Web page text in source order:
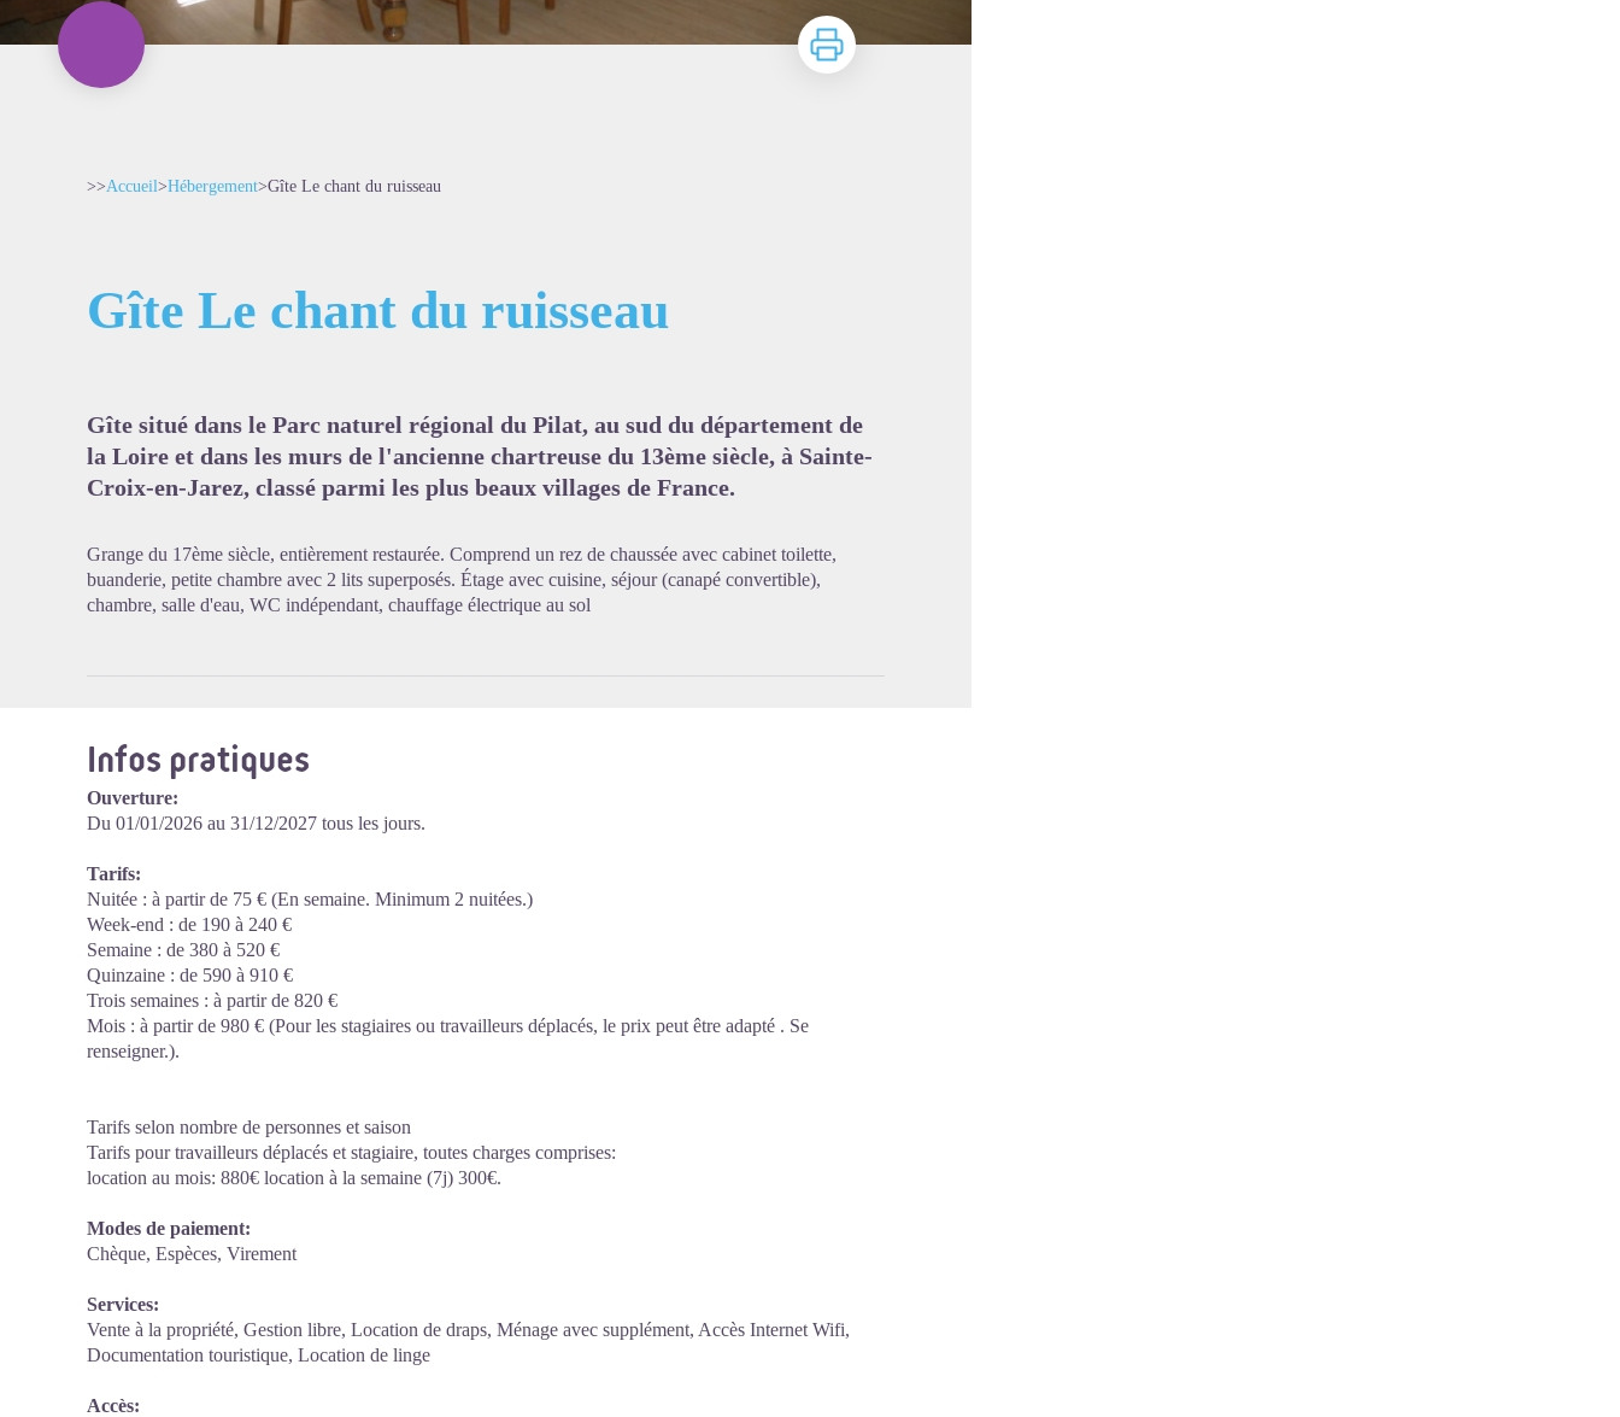
Imprimer
>>Accueil>Hébergement>Gîte Le chant du ruisseau
Gîte Le chant du ruisseau
Gîte situé dans le Parc naturel régional du Pilat, au sud du département de
la Loire et dans les murs de l'ancienne chartreuse du 13ème siècle, à Sainte-
Croix-en-Jarez, classé parmi les plus beaux villages de France.
Grange du 17ème siècle, entièrement restaurée. Comprend un rez de chaussée avec cabinet toilette,
buanderie, petite chambre avec 2 lits superposés. Étage avec cuisine, séjour (canapé convertible),
chambre, salle d'eau, WC indépendant, chauffage électrique au sol
Infos pratiques
Ouverture:
Du 01/01/2026 au 31/12/2027 tous les jours.
Tarifs:
Nuitée : à partir de 75 € (En semaine. Minimum 2 nuitées.)
Week-end : de 190 à 240 €
Semaine : de 380 à 520 €
Quinzaine : de 590 à 910 €
Trois semaines : à partir de 820 €
Mois : à partir de 980 € (Pour les stagiaires ou travailleurs déplacés, le prix peut être adapté . Se
renseigner.).
Tarifs selon nombre de personnes et saison
Tarifs pour travailleurs déplacés et stagiaire, toutes charges comprises:
location au mois: 880€ location à la semaine (7j) 300€.
Modes de paiement:
Chèque, Espèces, Virement
Services:
Vente à la propriété, Gestion libre, Location de draps, Ménage avec supplément, Accès Internet Wifi,
Documentation touristique, Location de linge
Accès: